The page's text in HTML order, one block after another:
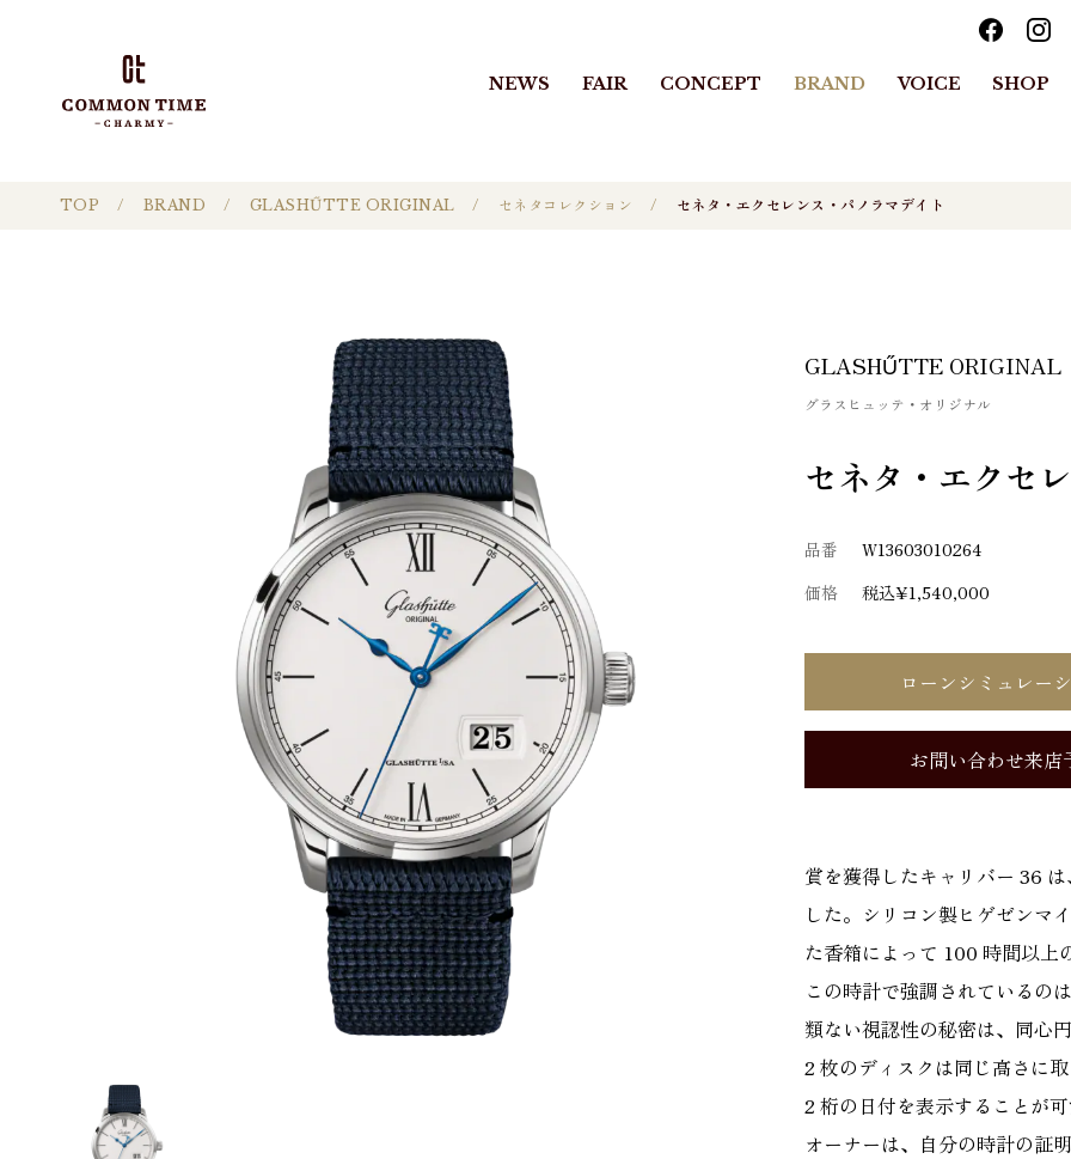
NEWS FAIR CONCEPT BRAND VOICE SHOP
TOP BRAND GLASHŰTTE ORIGINAL セネタコレクション セネタ・エクセレンス・パノラマデイト
GLASHŰTTE ORIGINAL
グラスヒュッテ・オリジナル
セネタ・エクセ
品番
W13603010264
価格
税込¥1,540,000
ローンシミュレー
お問い合わせ来店
賞を獲得したキャリバー 36
した。シリコン製ヒゲゼンマ
た香箱によって 100 時間以上
この時計で強調されているの
類ない視認性の秘密は、同心
2 枚のディスクは同じ高さに
2 桁の日付を表示することが
オーナーは、自分の時計の証